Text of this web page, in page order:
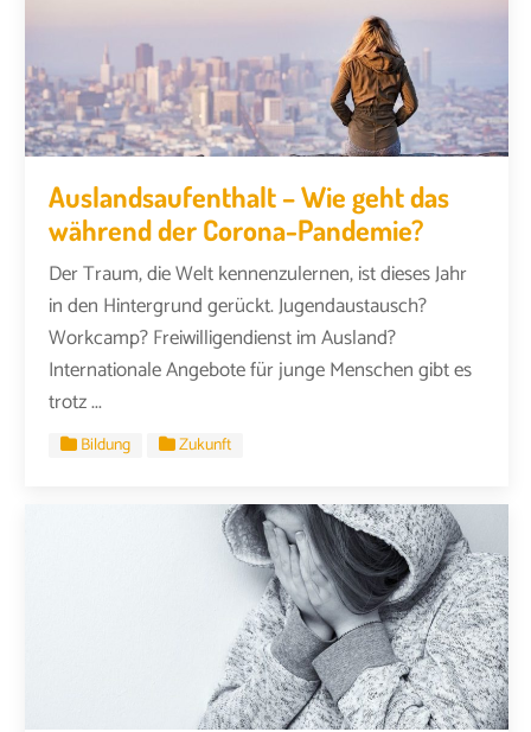
Auslandsaufenthalt – Wie geht das
während der Corona-Pandemie?
Der Traum, die Welt kennenzulernen, ist dieses Jahr
in den Hintergrund gerückt. Jugendaustausch?
Workcamp? Freiwilligendienst im Ausland?
Internationale Angebote für junge Menschen gibt es
trotz ...
Bildung Zukunft